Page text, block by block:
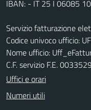
IBAN: - IT 25 I 06085
Servizio fatturazione
Codice univoco ufficio:
Nome ufficio:
C.F. servizio F.E.
Uffici e orari
Numeri utili